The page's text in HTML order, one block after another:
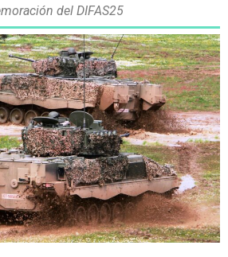
del DIFAS25